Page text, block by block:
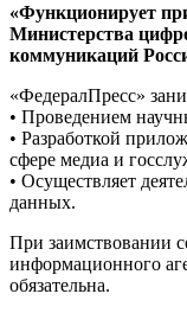
«Функционирует
Министерства
коммуникаций
«ФедералПресс»
• Проведением
• Разработкой
сфере медиа и
• Осуществляет
данных.
При заимствовании
информационного
обязательна.